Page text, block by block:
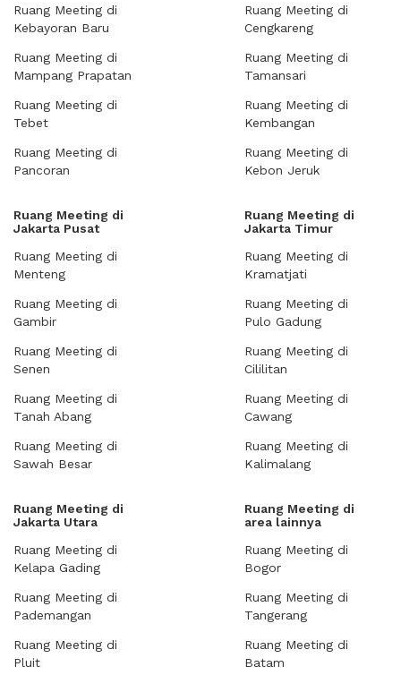
Ruang Meeting di
Kebayoran Baru
Ruang Meeting di
Mampang Prapatan
Ruang Meeting di
Tebet
Ruang Meeting di
Pancoran
Ruang Meeting di
Cengkareng
Ruang Meeting di
Tamansari
Ruang Meeting di
Kembangan
Ruang Meeting di
Kebon Jeruk
Ruang Meeting di
Jakarta Pusat
Ruang Meeting di
Menteng
Ruang Meeting di
Gambir
Ruang Meeting di
Senen
Ruang Meeting di
Tanah Abang
Ruang Meeting di
Sawah Besar
Ruang Meeting di
Jakarta Timur
Ruang Meeting di
Kramatjati
Ruang Meeting di
Pulo Gadung
Ruang Meeting di
Cililitan
Ruang Meeting di
Cawang
Ruang Meeting di
Kalimalang
Ruang Meeting di
Jakarta Utara
Ruang Meeting di
Kelapa Gading
Ruang Meeting di
Pademangan
Ruang Meeting di
Pluit
Ruang Meeting di
area lainnya
Ruang Meeting di
Bogor
Ruang Meeting di
Tangerang
Ruang Meeting di
Batam